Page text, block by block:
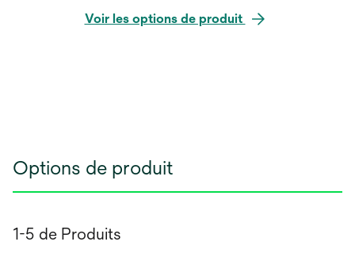
Voir les options de produit
Options de produit
1-5 de Produits